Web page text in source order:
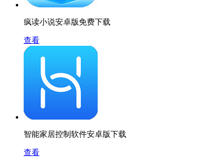
疯读小说安卓版免费下载
查看
智能家居控制软件安卓版下载
查看